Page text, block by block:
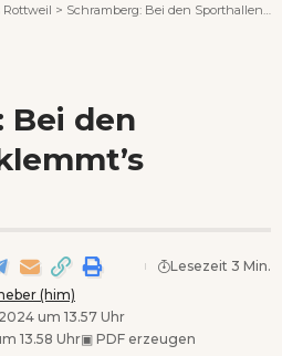
Rottweil > Schramberg: Bei den Sporthallen klemmt’s
Bei den
(him)
um 13.57 Uhr
13.58 Uhr▣ PDF erzeugen
Lesezeit 3 Min.